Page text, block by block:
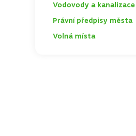
Vodovody a kanalizace
Právní předpisy města
Volná místa